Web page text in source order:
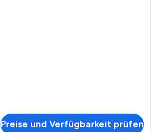
Preise und Verfügbarkeit prüfen